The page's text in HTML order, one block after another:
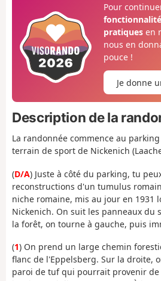
Pour
pratiquesen
nous en
pouce !
Je donne
Description de la
La randonnée commence au
terrain de sport de Nickenich
(D/A) Juste à côté du parking, tu
reconstructions d'un tumulus
niche romaine, mis au jour en 1931
Nickenich. On suit les panneaux du
la forêt, on tourne à gauche, puis
(1) On prend un large chemin
flanc de l'Eppelsberg. Sur la droite,
paroi de tuf qui pourrait provenir